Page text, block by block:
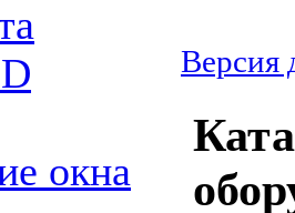
окна
Версия